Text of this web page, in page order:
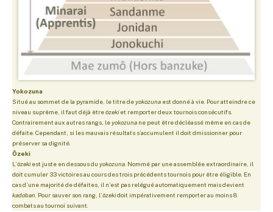
Yokozuna
Situé au sommet de la pyramide, le titre deyokozuna est donné à vie. Pour atteindre ce
niveau suprême, il faut déjà êtreôzekiet remporter deux tournois consécutifs.
Contrairement aux autres rangs, leyokozuna ne peut être décléassé même en cas de
défaite. Cependant, si les mauvais résultats s’accumulent il doit dmissionner pour
préserver sa dignité.
Ôzeki
L’ôzekiest juste en dessous du yokozuna . Nommé par une assemblée extraordinaire, il
doit cumuler 33 victoires au cours des trois précédents tournois pour être éligible. En
cas d’une majorité de défaites, il n’est pas relégué automatiquement mais devient
kadoban . Pour sauver son rang, l’ôzekidoit impérativement remporter au moins 8
combats au tournoi suivant.